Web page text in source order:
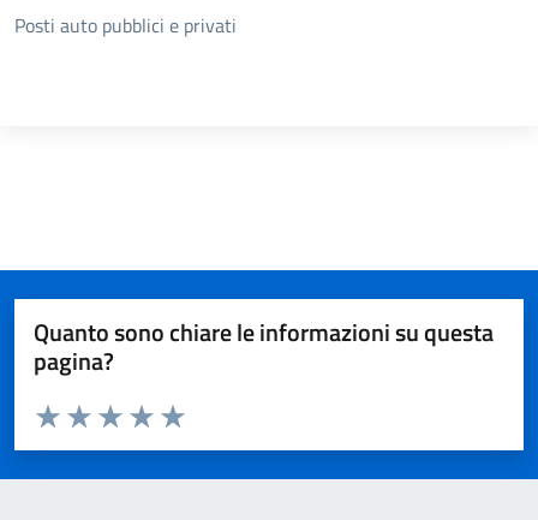
Dettagli della notizia
Posti auto pubblici e privati
Quanto sono chiare le informazioni su questa
pagina?
Valuta da 1 a 5 stelle la pagina
Valuta 5 stelle su 5
Valuta 4 stelle su 5
Valuta 3 stelle su 5
Valuta 2 stelle su 5
Valuta 1 stelle su 5